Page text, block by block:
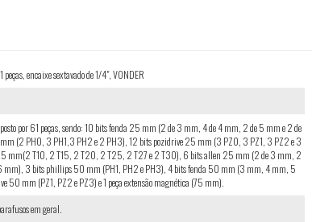
peças, encaixe sextavado de 1/4", VONDER
por 61 peças, sendo: 10 bits fenda 25 mm (2 de 3 mm, 4 de 4 mm, 2 de 5 mm e 2 de
(2 PH0, 3 PH1,3 PH2 e 2 PH3), 12 bits pozidrive 25 mm (3 PZ0, 3 PZ1, 3 PZ2 e 3
mm(2 T10, 2 T15, 2 T20, 2 T25, 2 T27 e 2 T30), 6 bits allen 25 mm (2 de 3 mm, 2
6 mm), 3 bits phillips 50 mm (PH1, PH2 e PH3), 4 bits fenda 50 mm (3 mm, 4 mm, 5
50 mm (PZ1, PZ2 e PZ3) e 1 peça extensão magnética (75 mm).
em geral.